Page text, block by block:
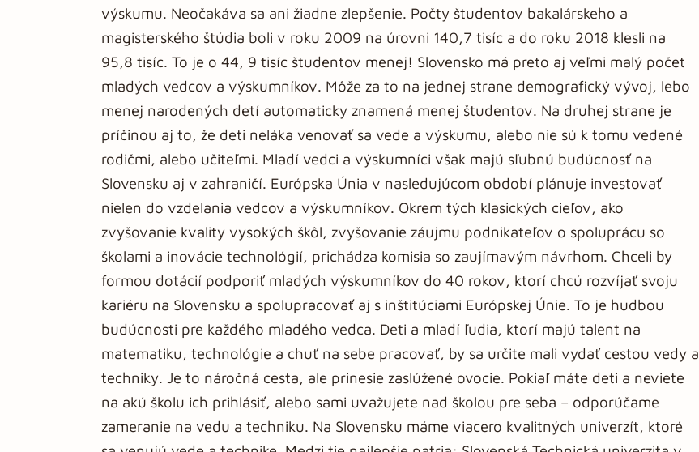
výskumu. Neočakáva sa ani žiadne zlepšenie. Počty študentov bakalárskeho a
magisterského štúdia boli v roku 2009 na úrovni 140,7 tisíc a do roku 2018 klesli na
95,8 tisíc. To je o 44, 9 tisíc študentov menej! Slovensko má preto aj veľmi malý počet
mladých vedcov a výskumníkov. Môže za to na jednej strane demografický vývoj, lebo
menej narodených detí automaticky znamená menej študentov. Na druhej strane je
príčinou aj to, že deti neláka venovať sa vede a výskumu, alebo nie sú k tomu vedené
rodičmi, alebo učiteľmi. Mladí vedci a výskumníci však majú sľubnú budúcnosť na
Slovensku aj v zahraničí. Európska Únia v nasledujúcom období plánuje investovať
nielen do vzdelania vedcov a výskumníkov. Okrem tých klasických cieľov, ako
zvyšovanie kvality vysokých škôl, zvyšovanie záujmu podnikateľov o spoluprácu so
školami a inovácie technológií, prichádza komisia so zaujímavým návrhom. Chceli by
formou dotácií podporiť mladých výskumníkov do 40 rokov, ktorí chcú rozvíjať svoju
kariéru na Slovensku a spolupracovať aj s inštitúciami Európskej Únie. To je hudbou
budúcnosti pre každého mladého vedca. Deti a mladí ľudia, ktorí majú talent na
matematiku, technológie a chuť na sebe pracovať, by sa určite mali vydať cestou vedy a
techniky. Je to náročná cesta, ale prinesie zaslúžené ovocie. Pokiaľ máte deti a neviete
na akú školu ich prihlásiť, alebo sami uvažujete nad školou pre seba – odporúčame
zameranie na vedu a techniku. Na Slovensku máme viacero kvalitných univerzít, ktoré